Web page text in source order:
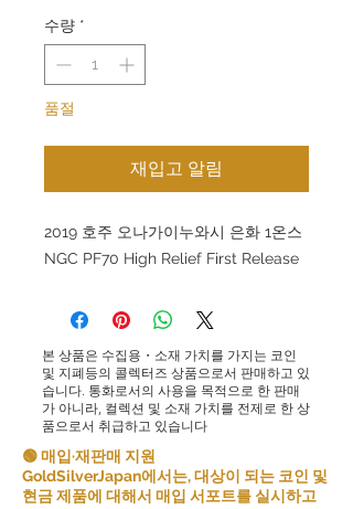
수량 *
품절
재입고 알림
2019 호주 오나가이누와시 은화 1온스
NGC PF70 High Relief First Release
본 상품은 수집용・소재 가치를 가지는 코인
및 지폐등의 콜렉터즈 상품으로서 판매하고 있
습니다. 통화로서의 사용을 목적으로 한 판매
가 아니라, 컬렉션 및 소재 가치를 전제로 한 상
품으로서 취급하고 있습니다
🟢 매입·재판매 지원
GoldSilverJapan에서는, 대상이 되는 코인 및
현금 제품에 대해서 매입 서포트를 실시하고